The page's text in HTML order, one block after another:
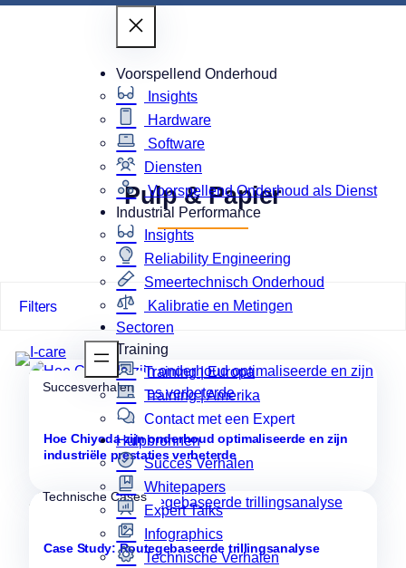
Ga
Voorspellend Onderhoud
Insights
Hardware
Software
Diensten
Voorspellend Onderhoud als Dienst
Industrial Performance
Insights
Reliability Engineering
Smeertechnisch Onderhoud
Kalibratie en Metingen
Sectoren
Training
Training | Europa
Training | Amerika
Contact met een Expert
Hulpbronnen
Succes Verhalen
Whitepapers
Expert Talks
Infographics
Technische Verhalen
Pulp & Papier
Filters
Succesverhalen
Hoe Chiyoda zijn onderhoud optimaliseerde en zijn
industriële prestaties verbeterde
Technische Cases
Case Study: Routegebaseerde trillingsanalyse